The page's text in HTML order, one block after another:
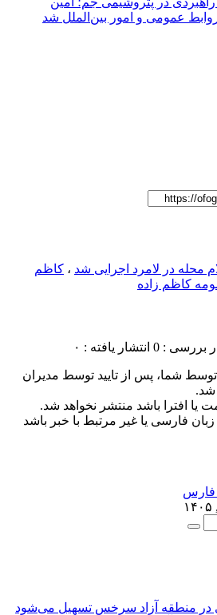
عمومی و امور بین‌الملل شد
محله در لامرد اجرایی شد ، کاظم
کاظم زاده
بررسی : 0 انتشار یافته : ۰
شما، پس از تایید توسط مدیران
شد.
یا افترا باشد منتشر نخواهد شد.
فارسی یا غیر مرتبط با خبر باشد
در منطقه آزاد سرخس تسهیل می‌شود